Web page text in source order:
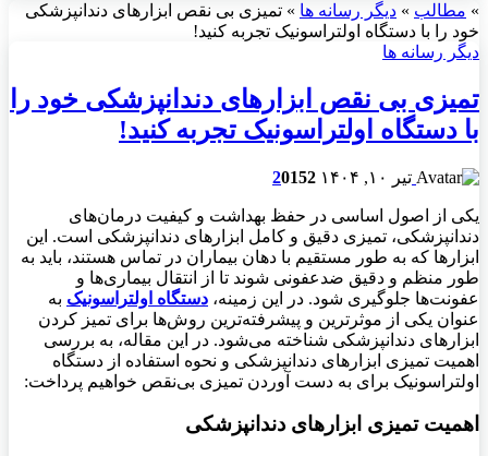
» مطالب » دیگر رسانه ها » تمیزی بی نقص ابزارهای دندانپزشکی
خود را با دستگاه اولتراسونیک تجربه کنید!
دیگر رسانه ها
تمیزی بی نقص ابزارهای دندانپزشکی خود را
با دستگاه اولتراسونیک تجربه کنید!
تیر ۱۰, ۱۴۰۴ 20152
یکی از اصول اساسی در حفظ بهداشت و کیفیت درمان‌های
دندانپزشکی، تمیزی دقیق و کامل ابزارهای دندانپزشکی است. این
ابزارها که به طور مستقیم با دهان بیماران در تماس هستند، باید به
طور منظم و دقیق ضدعفونی شوند تا از انتقال بیماری‌ها و
عفونت‌ها جلوگیری شود. در این زمینه، دستگاه‌ اولتراسونیک به
عنوان یکی از موثرترین و پیشرفته‌ترین روش‌ها برای تمیز کردن
ابزارهای دندانپزشکی شناخته می‌شود. در این مقاله، به بررسی
اهمیت تمیزی ابزارهای دندانپزشکی و نحوه استفاده از دستگاه
اولتراسونیک برای به دست آوردن تمیزی بی‌نقص خواهیم پرداخت:
اهمیت تمیزی ابزارهای دندانپزشکی